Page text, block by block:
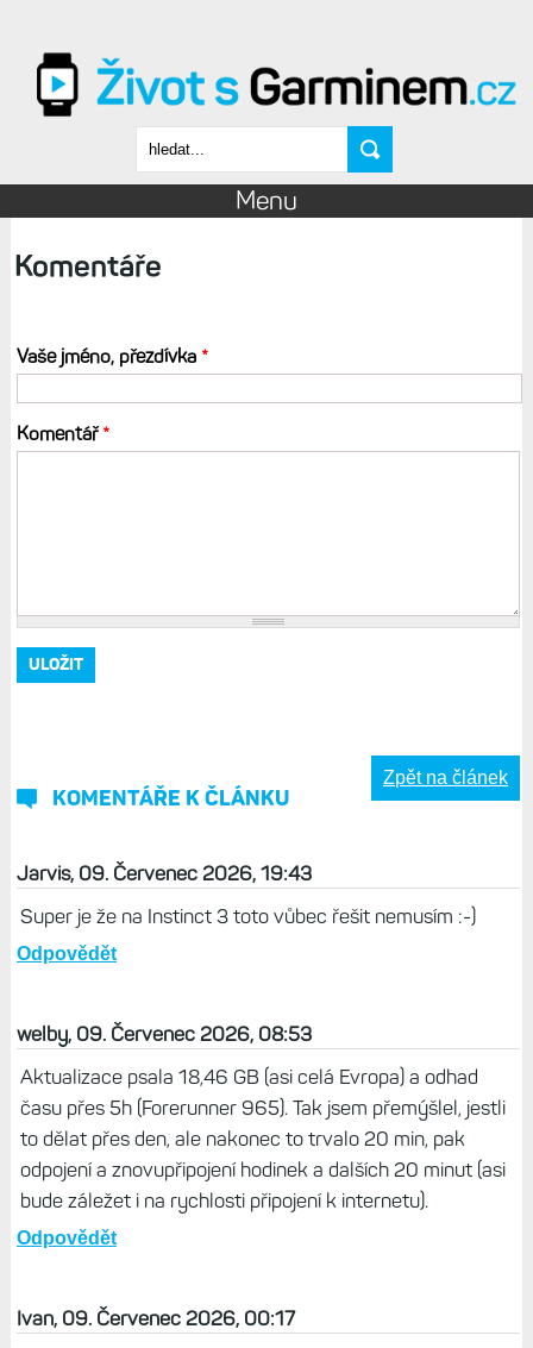
Vyhledávání
Menu
Komentáře
Vaše jméno, přezdívka *
Komentář*
KOMENTÁŘE K ČLÁNKU
Zpět na článek
Jarvis, 09. Červenec 2026, 19:43
Super je že na Instinct 3 toto vůbec řešit nemusím :-)
Odpovědět
welby, 09. Červenec 2026, 08:53
Aktualizace psala 18,46 GB (asi celá Evropa) a odhad
času přes 5h (Forerunner 965). Tak jsem přemýšlel, jestli
to dělat přes den, ale nakonec to trvalo 20 min, pak
odpojení a znovupřipojení hodinek a dalších 20 minut (asi
bude záležet i na rychlosti připojení k internetu).
Odpovědět
Ivan, 09. Červenec 2026, 00:17